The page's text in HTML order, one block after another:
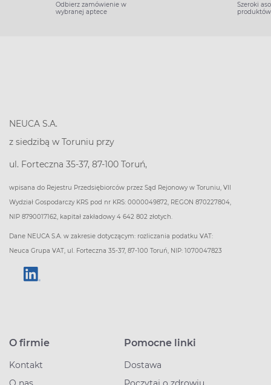
Odbierz zamówienie w
wybranej aptece
Szeroki
produktów
NEUCA S.A.
z siedzibą w Toruniu przy
ul. Forteczna 35-37, 87-100 Toruń,
wpisana do Rejestru Przedsiębiorców przez Sąd Rejonowy w Toruniu, VII
Wydział Gospodarczy KRS pod nr KRS: 0000049872, REGON 870227804,
NIP 8790017162, kapitał zakładowy 4 642 802 złotych.
Dane NEUCA S.A. w zakresie dotyczącym: rozliczania podatku VAT:
Neuca Grupa VAT, ul. Forteczna 35-37, 87-100 Toruń, NIP: 1070047823
O firmie
Kontakt
Pomocne linki
Dostawa